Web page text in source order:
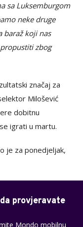
sa Luksemburgom
neke druge
baraž koji nas
zbog
značaj za
Milošević
dobitnu
igrati u martu.
je za ponedjeljak,
provjeravate
Mondo mobilnu